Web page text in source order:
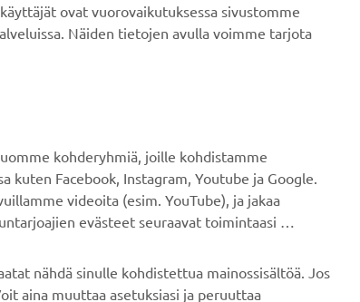
Huolto
ovat vuorovaikutuksessa sivustomme
Näiden tietojen avulla voimme tarjota
kohderyhmiä, joille kohdistamme
kuten Facebook, Instagram, Youtube ja Google.
videoita (esim. YouTube), ja jakaa
evästeet seuraavat toimintaasi
nähdä sinulle kohdistettua mainossisältöä. Jos
aina muuttaa asetuksiasi ja peruuttaa